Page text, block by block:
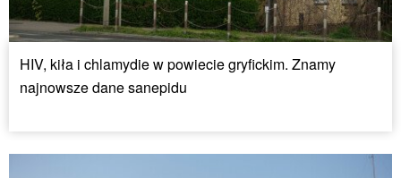
HIV, kiła i chlamydie w powiecie gryfickim. Znamy
najnowsze dane sanepidu